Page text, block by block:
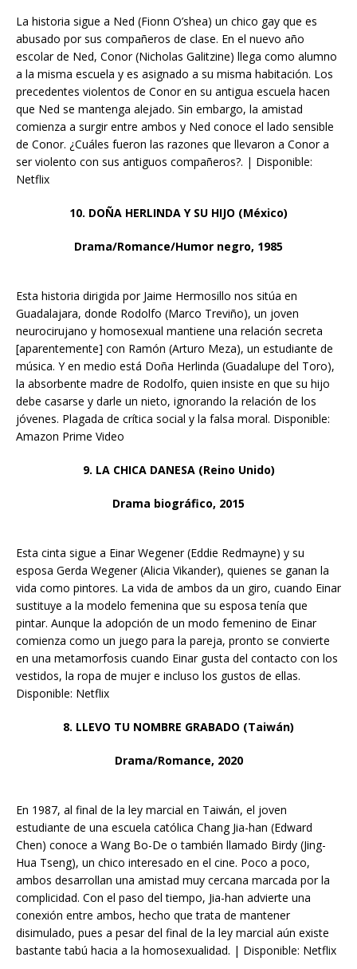
La historia sigue a Ned (Fionn O’shea) un chico gay que es
abusado por sus compañeros de clase. En el nuevo año
escolar de Ned, Conor (Nicholas Galitzine) llega como alumno
a la misma escuela y es asignado a su misma habitación. Los
precedentes violentos de Conor en su antigua escuela hacen
que Ned se mantenga alejado. Sin embargo, la amistad
comienza a surgirentre ambos y Ned conoce el lado sensible
de Conor. ¿Cuáles fueron las razones que llevaron a Conor a
ser violento con sus antiguos compañeros?. | Disponible:
Netflix
10. DOÑA HERLINDA Y SU HIJO (México)
Drama/Romance/Humor negro, 1985
Esta historia dirigida por Jaime Hermosillo nos sitúa en
Guadalajara, donde Rodolfo (Marco Treviño), un joven
neurocirujano y homosexual mantiene una relación secreta
[aparentemente] con Ramón (Arturo Meza), un estudiante de
música. Y en medio está Doña Herlinda (Guadalupe del Toro),
la absorbente madre de Rodolfo, quien insiste en que su hijo
debe casarse y darle un nieto, ignorando la relación de los
jóvenes. Plagada de crítica social y la falsa moral. Disponible:
Amazon Prime Video
9. LA CHICA DANESA (Reino Unido)
Drama biográfico, 2015
Esta cinta sigue a Einar Wegener (Eddie Redmayne) y su
esposa Gerda Wegener (Alicia Vikander), quienes se ganan la
vida como pintores. La vida de ambos da un giro, cuando Einar
sustituye a la modelo femenina que su esposa tenía que
pintar. Aunque la adopción de un modo femenino de Einar
comienza como un juego para la pareja, pronto se convierte
en una metamorfosis cuando Einar gusta del contacto con los
vestidos, la ropa de mujer e incluso los gustos de ellas.
Disponible: Netflix
8. LLEVO TU NOMBRE GRABADO (Taiwán)
Drama/Romance, 2020
En 1987, al final de la ley marcial en Taiwán, el joven
estudiante de una escuela católica Chang Jia-han (Edward
Chen) conoce a Wang Bo-De o también llamado Birdy (Jing-
Hua Tseng), un chico interesado en el cine. Poco a poco,
ambos desarrollan una amistad muy cercana marcada por la
complicidad. Con el paso del tiempo, Jia-han advierte una
conexión entre ambos, hecho que trata de mantener
disimulado, pues a pesar del final de la ley marcial aún existe
bastante tabú hacia a la homosexualidad. | Disponible: Netflix